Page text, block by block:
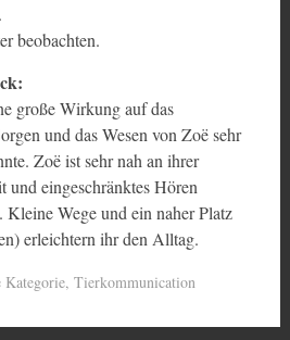
beobachten.
große Wirkung auf das
und das Wesen von Zoë sehr
Zoë ist sehr nah an ihrer
eingeschränktes Hören
Kleine Wege und ein naher Platz
erleichtern ihr den Alltag.
Kategorie, Tierkommunication